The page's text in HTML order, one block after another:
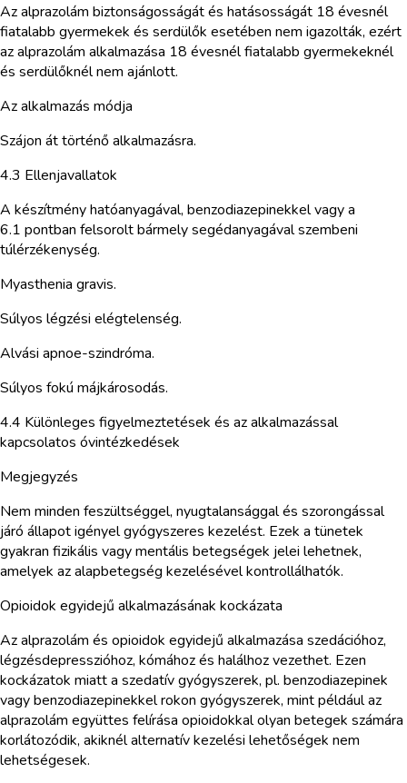
Az alprazolám biztonságosságát és hatásosságát 18 évesnél
fiatalabb gyermekek és serdülők esetében nem igazolták, ezért
az alprazolám alkalmazása 18 évesnél fiatalabb gyermekeknél
és serdülőknél nem ajánlott.
Az alkalmazás módja
Szájon át történő alkalmazásra.
4.3 Ellenjavallatok
A készítmény hatóanyagával, benzodiazepinekkel vagy a
6.1 pontban felsorolt bármely segédanyagával szembeni
túlérzékenység.
Myasthenia gravis.
Súlyos légzési elégtelenség.
Alvási apnoe-szindróma.
Súlyos fokú májkárosodás.
4.4 Különleges figyelmeztetések és az alkalmazással
kapcsolatos óvintézkedések
Megjegyzés
Nem minden feszültséggel, nyugtalansággal és szorongással
járó állapot igényel gyógyszeres kezelést. Ezek a tünetek
gyakran fizikális vagy mentális betegségek jelei lehetnek,
amelyek az alapbetegség kezelésével kontrollálhatók.
Opioidok egyidejű alkalmazásának kockázata
Az alprazolám és opioidok egyidejű alkalmazása szedációhoz,
légzésdepresszióhoz, kómához és halálhoz vezethet. Ezen
kockázatok miatt a szedatív gyógyszerek, pl. benzodiazepinek
vagy benzodiazepinekkel rokon gyógyszerek, mint például az
alprazolám együttes felírása opioidokkal olyan betegek számára
korlátozódik, akiknél alternatív kezelési lehetőségek nem
lehetségesek.